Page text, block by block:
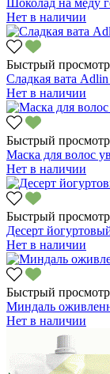
Нет в наличии
Быстрый просмотр
Сладкая вата
Нет в наличии
Быстрый просмотр
Маска для волос
Нет в наличии
Быстрый просмотр
Десерт
Нет в наличии
Быстрый просмотр
Миндаль
Нет в наличии